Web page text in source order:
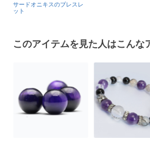
サードオニキスのブレスレ
ット
このアイテムを見た人はこんな